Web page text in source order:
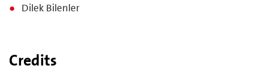
Dilek Bilenler
Credits